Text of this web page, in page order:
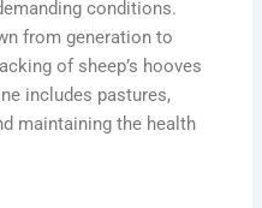
conditions.
from generation to
of sheep’s hooves
includes pastures,
maintaining the health